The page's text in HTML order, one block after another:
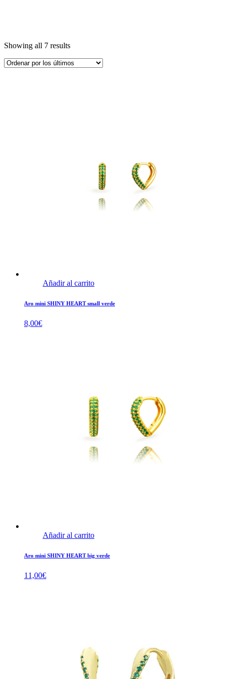
Showing all 7 results
Añadir al carrito
Aro mini SHINY HEART small verde
8,00€
Añadir al carrito
Aro mini SHINY HEART big verde
11,00€